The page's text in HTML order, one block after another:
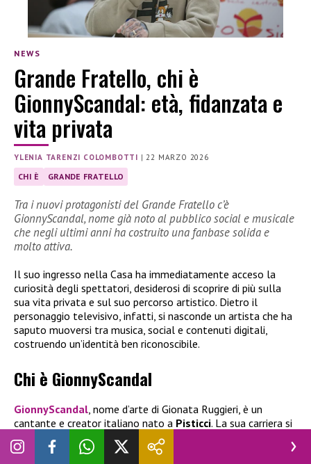
NEWS
Grande Fratello, chi è
GionnyScandal: età, fidanzata e
vita privata
YLENIA TARENZI COLOMBOTTI |22 MARZO 2026
CHI È GRANDE FRATELLO
Tra i nuovi protagonisti del Grande Fratello c’è
GionnyScandal, nome già noto al pubblico social e musicale
che negli ultimi anni ha costruito una fanbase solida e
molto attiva.
Il suo ingresso nella Casa ha immediatamente acceso la
curiosità degli spettatori, desiderosi di scoprire di più sulla
sua vita privata e sul suo percorso artistico. Dietro il
personaggio televisivo, infatti, si nasconde un artista che ha
saputo muoversi tra musica, social e contenuti digitali,
costruendo un’identità ben riconoscibile.
Chi è GionnyScandal
GionnyScandal, nome d’arte di Gionata Ruggieri, è un
cantante e creator italiano nato a Pisticci. La sua carriera si
è sviluppata principalmente nel mondo digitale, dove ha
iniziato a pubblicare musica e contenuti che gli hanno